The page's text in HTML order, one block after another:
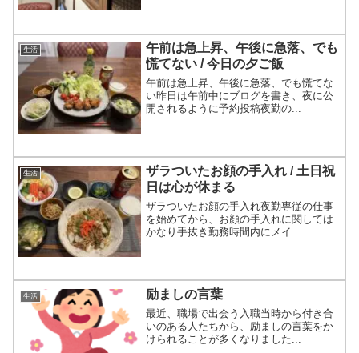
生活
午前は急上昇、午後に急落、でも
慌てない / 今日の夕ご飯
午前は急上昇、午後に急落、でも慌てな
い昨日は午前中にブログを書き、夜に公
開されるように予約投稿夜勤の...
生活
ザラついたお顔の手入れ / 土日祝
日は心が休まる
ザラついたお顔の手入れ夜勤専従の仕事
を始めてから、お顔の手入れに関しては
かなり手抜き勤務時間内にメイ...
生活 励ましの言葉
最近、職場で出会う入職当時から付き合
いのある人たちから、励ましの言葉をか
けられることが多くなりました...